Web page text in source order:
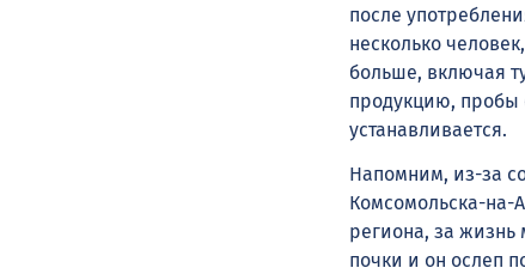
после
несколько
больше, включая
продукцию, пробы
устанавливается.
Напомним, из-за
Комсомольска-на-
региона, за
почки и он ослеп